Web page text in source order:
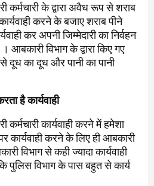
कर्मचारी के द्वारा अवैध रूप से शराब
करने के बजाए शराब पीने
कर अपनी जिम्मेदारी का निर्वहन
आबकारी विभाग के द्वारा किए गए
दूध का दूध और पानी का पानी
है कार्यवाही
कर्मचारी कार्यवाही करने में हमेशा
कार्यवाही करने के लिए ही आबकारी
विभाग से कही ज्यादा कार्यवाही
पुलिस विभाग के पास बहुत से कार्य